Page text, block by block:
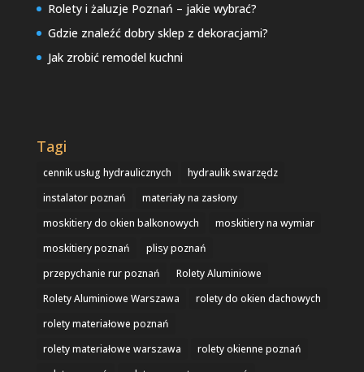
Rolety i żaluzje Poznań – jakie wybrać?
Gdzie znaleźć dobry sklep z dekoracjami?
Jak zrobić remodel kuchni
Tagi
cennik usług hydraulicznych
hydraulik swarzędz
instalator poznań
materiały na zasłony
moskitiery do okien balkonowych
moskitiery na wymiar
moskitiery poznań
plisy poznań
przepychanie rur poznań
Rolety Aluminiowe
Rolety Aluminiowe Warszawa
rolety do okien dachowych
rolety materiałowe poznań
rolety materiałowe warszawa
rolety okienne poznań